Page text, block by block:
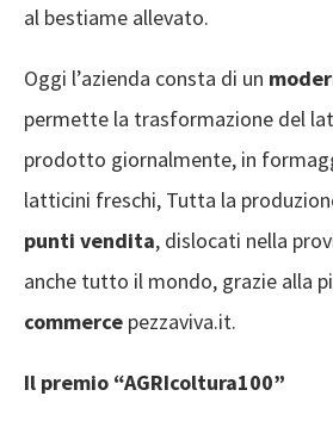
al bestiame allevato.
Oggi l’azienda consta di un
permette la trasformazione del
prodotto giornalmente, in
latticini freschi, Tutta la
punti vendita, dislocati nella
anche tutto il mondo, grazie alla
commerce pezzaviva.it.
Il premio “AGRIcoltura100”